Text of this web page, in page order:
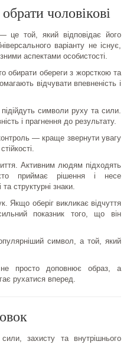
чоловікові
це той, який відповідає його
варіанту не існує,
аспектами особистості.
обирати обереги з жорсткою та
відчувати впевненість і
символи руху та сили.
і прагнення до результату.
— краще звернути увагу
Активним людям підходять
приймає рішення і несе
структурні знаки.
Якщо оберіг викликає відчуття
показник того, що він
символ, а той, який
просто доповнює образ, а
рухатися вперед.
захисту та внутрішнього